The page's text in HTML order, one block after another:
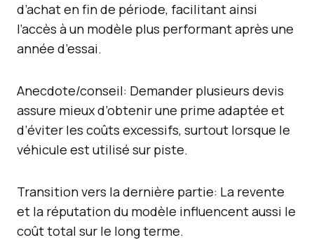
d’achat en fin de période, facilitant ainsi
l’accès à un modèle plus performant après une
année d’essai.
Anecdote/conseil: Demander plusieurs devis
assure mieux d’obtenir une prime adaptée et
d’éviter les coûts excessifs, surtout lorsque le
véhicule est utilisé sur piste.
Transition vers la dernière partie: La revente
et la réputation du modèle influencent aussi le
coût total sur le long terme.